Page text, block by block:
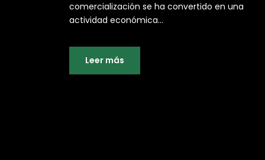
comercialización se ha convertido en una
actividad económica...
Leer más